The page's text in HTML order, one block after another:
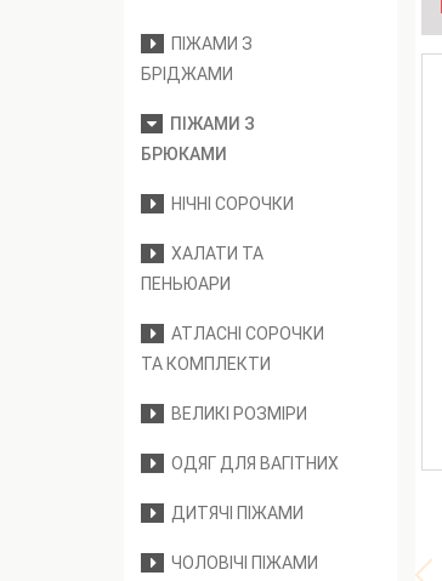
ПІЖАМИ З
БРІДЖАМИ
ПІЖАМИ З
БРЮКАМИ
НІЧНІ СОРОЧКИ
ХАЛАТИ ТА
ПЕНЬЮАРИ
АТЛАСНІ СОРОЧКИ
ТА КОМПЛЕКТИ
ВЕЛИКІ РОЗМІРИ
ОДЯГ ДЛЯ ВАГІТНИХ
ДИТЯЧІ ПІЖАМИ
ЧОЛОВІЧІ ПІЖАМИ